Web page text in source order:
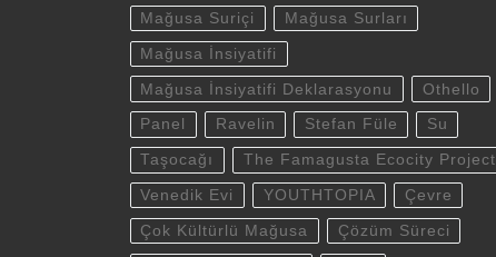
Mağusa Suriçi Mağusa Surları
Mağusa İnsiyatifi
Mağusa İnsiyatifi Deklarasyonu Othello
Panel Ravelin Stefan Füle Su
Taşocağı The Famagusta Ecocity Project
Venedik Evi YOUTHTOPIA Çevre
Çok Kültürlü Mağusa Çözüm Süreci